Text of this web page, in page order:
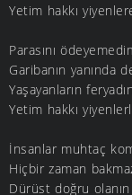
Yetim hakkı
Parasını
Garibanın yanında
Yaşayanların
Yetim hakkı
İnsanlar muhtaç
Hiçbir zaman
Dürüst doğru olanın